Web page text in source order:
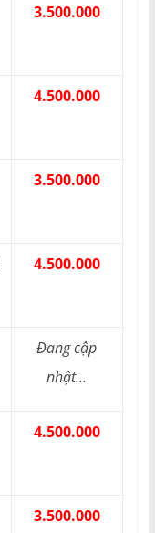
3.500.000
4.500.000
3.500.000
4.500.000
Đang cập
nhật...
4.500.000
3.500.000